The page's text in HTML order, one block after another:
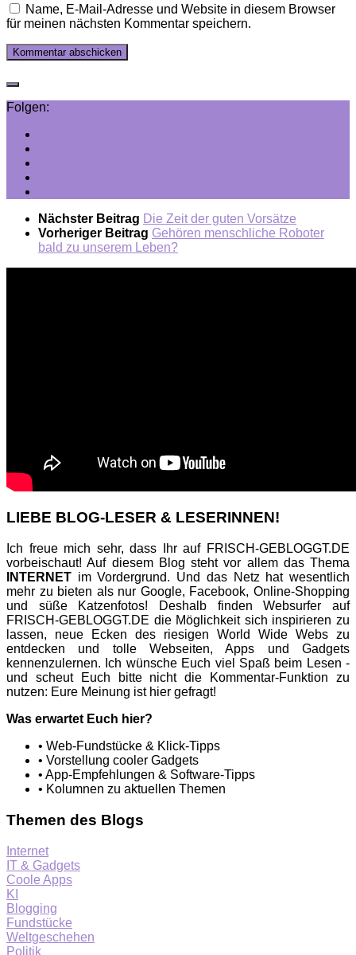
Name, E-Mail-Adresse und Website in diesem Browser
für meinen nächsten Kommentar speichern.
Folgen:
Nächster Beitrag Die Zeit der guten Vorsätze
Vorheriger Beitrag Gehören menschliche Roboter
bald zu unserem Leben?
LIEBE BLOG-LESER & LESERINNEN!
Ich freue mich sehr, dass Ihr auf FRISCH-GEBLOGGT.DE
vorbeischaut! Auf diesem Blog steht vor allem das Thema
INTERNET im Vordergrund. Und das Netz hat wesentlich
mehr zu bieten als nur Google, Facebook, Online-Shopping
und süße Katzenfotos! Deshalb finden Websurfer auf
FRISCH-GEBLOGGT.DE die Möglichkeit sich inspirieren zu
lassen, neue Ecken des riesigen World Wide Webs zu
entdecken und tolle Webseiten, Apps und Gadgets
kennenzulernen. Ich wünsche Euch viel Spaß beim Lesen -
und scheut Euch bitte nicht die Kommentar-Funktion zu
nutzen: Eure Meinung ist hier gefragt!
Was erwartet Euch hier?
• Web-Fundstücke & Klick-Tipps
• Vorstellung cooler Gadgets
• App-Empfehlungen & Software-Tipps
• Kolumnen zu aktuellen Themen
Themen des Blogs
Internet
IT & Gadgets
Coole Apps
KI
Blogging
Fundstücke
Weltgeschehen
Politik